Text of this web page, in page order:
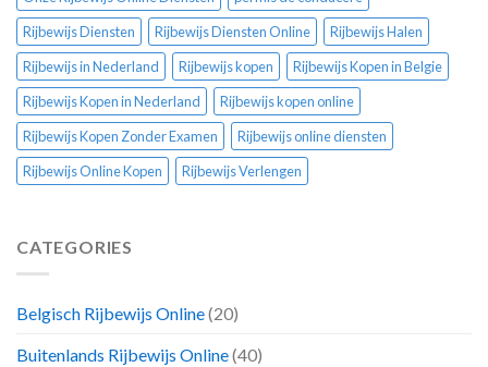
Rijbewijs Diensten
Rijbewijs Diensten Online
Rijbewijs Halen
Rijbewijs in Nederland
Rijbewijs kopen
Rijbewijs Kopen in Belgie
Rijbewijs Kopen in Nederland
Rijbewijs kopen online
Rijbewijs Kopen Zonder Examen
Rijbewijs online diensten
Rijbewijs Online Kopen
Rijbewijs Verlengen
CATEGORIES
Belgisch Rijbewijs Online(20)
Buitenlands Rijbewijs Online(40)